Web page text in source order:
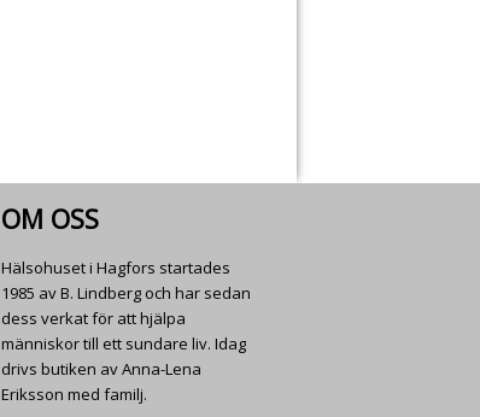
OM OSS
Hälsohuset i Hagfors startades
1985 av B. Lindberg och har sedan
dess verkat för att hjälpa
människor till ett sundare liv. Idag
drivs butiken av Anna-Lena
Eriksson med familj.